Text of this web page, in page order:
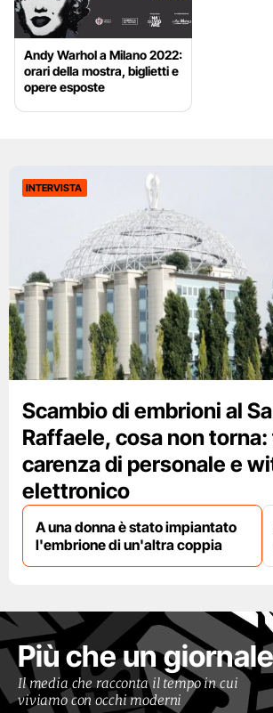
Andy Warhol a Milano 2022:
orari della mostra, biglietti e
opere esposte
INTERVISTA
Scambio di embrioni al
Raffaele, cosa non
carenza di personale e
elettronico
A una donna è stato impiantato
l'embrione di un'altra coppia
Più che un giornale
Il media che racconta il tempo in cui
viviamo con occhi moderni